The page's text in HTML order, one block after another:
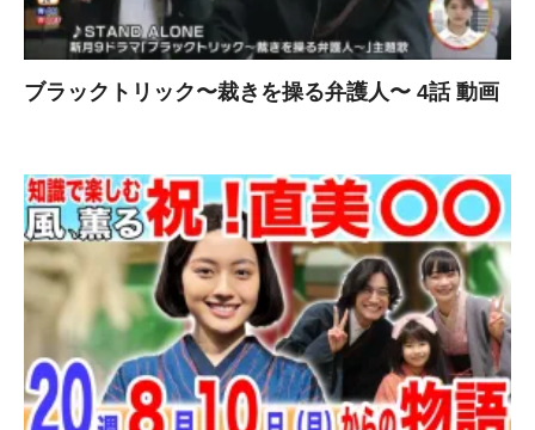
ブラックトリック〜裁きを操る弁護人〜 4話 動画